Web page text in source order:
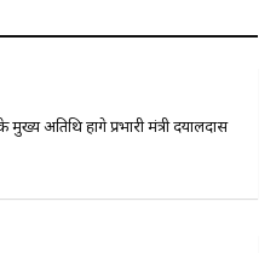
अतिथि होंगे प्रभारी मंत्री दयालदास